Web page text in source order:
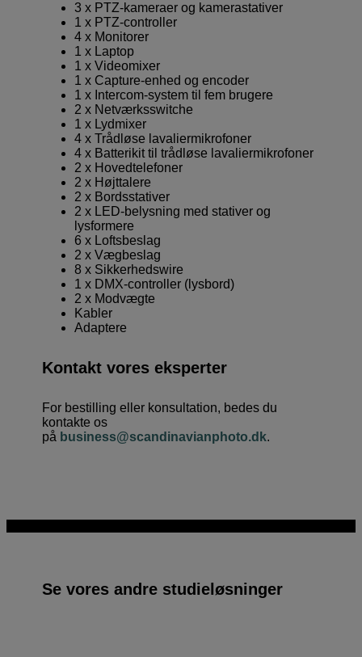
3 x PTZ-kameraer og kamerastativer
1 x PTZ-controller
4 x Monitorer
1 x Laptop
1 x Videomixer
1 x Capture-enhed og encoder
1 x Intercom-system til fem brugere
2 x Netværksswitche
1 x Lydmixer
4 x Trådløse lavaliermikrofoner
4 x Batterikit til trådløse lavaliermikrofoner
2 x Hovedtelefoner
2 x Højttalere
2 x Bordsstativer
2 x LED-belysning med stativer og
lysformere
6 x Loftsbeslag
2 x Vægbeslag
8 x Sikkerhedswire
1 x DMX-controller (lysbord)
2 x Modvægte
Kabler
Adaptere
Kontakt vores eksperter
For bestilling eller konsultation, bedes du
kontakte os
på business@scandinavianphoto.dk.
Se vores andre studieløsninger